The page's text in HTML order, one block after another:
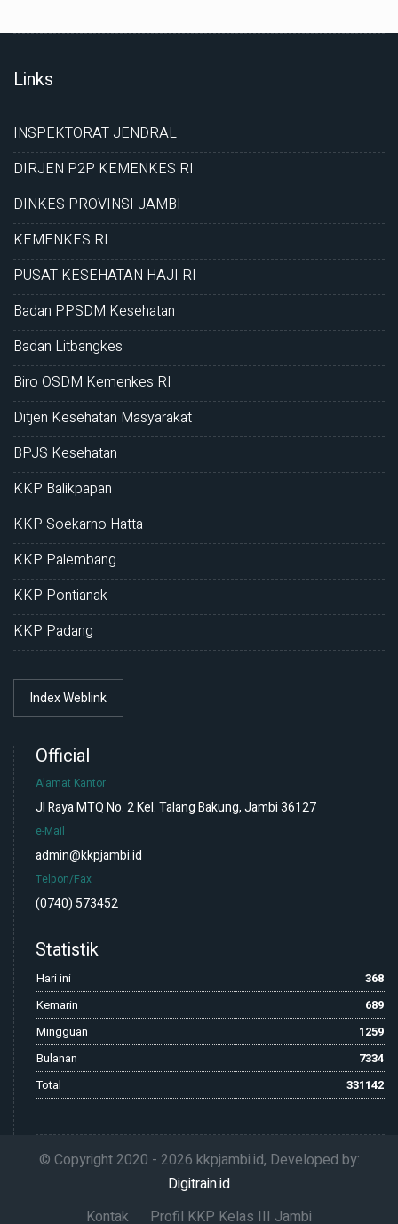
Links
INSPEKTORAT JENDRAL
DIRJEN P2P KEMENKES RI
DINKES PROVINSI JAMBI
KEMENKES RI
PUSAT KESEHATAN HAJI RI
Badan PPSDM Kesehatan
Badan Litbangkes
Biro OSDM Kemenkes RI
Ditjen Kesehatan Masyarakat
BPJS Kesehatan
KKP Balikpapan
KKP Soekarno Hatta
KKP Palembang
KKP Pontianak
KKP Padang
Index Weblink
Official
Alamat Kantor
Jl Raya MTQ No. 2 Kel. Talang Bakung, Jambi 36127
e-Mail
admin@kkpjambi.id
Telpon/Fax
(0740) 573452
Statistik
Hari ini
368
Kemarin
689
Mingguan
1259
Bulanan
7334
Total
331142
© Copyright 2020 - 2026 kkpjambi.id, Developed by:
Digitrain.id
Kontak
Profil KKP Kelas III Jambi